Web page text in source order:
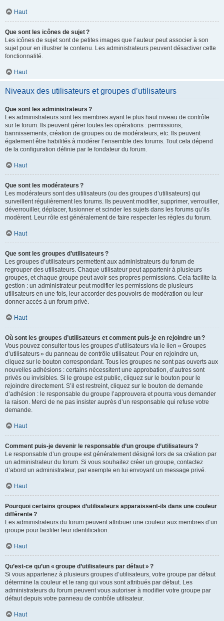
Haut
Que sont les icônes de sujet ?
Les icônes de sujet sont de petites images que l’auteur peut associer à son
sujet pour en illustrer le contenu. Les administrateurs peuvent désactiver cette
fonctionnalité.
Haut
Niveaux des utilisateurs et groupes d’utilisateurs
Que sont les administrateurs ?
Les administrateurs sont les membres ayant le plus haut niveau de contrôle
sur le forum. Ils peuvent gérer toutes les opérations : permissions,
bannissements, création de groupes ou de modérateurs, etc. Ils peuvent
également être habilités à modérer l’ensemble des forums. Tout cela dépend
de la configuration définie par le fondateur du forum.
Haut
Que sont les modérateurs ?
Les modérateurs sont des utilisateurs (ou des groupes d’utilisateurs) qui
surveillent régulièrement les forums. Ils peuvent modifier, supprimer, verrouiller,
déverrouiller, déplacer, fusionner et scinder les sujets dans les forums qu’ils
modèrent. Leur rôle est généralement de faire respecter les règles du forum.
Haut
Que sont les groupes d’utilisateurs ?
Les groupes d’utilisateurs permettent aux administrateurs du forum de
regrouper des utilisateurs. Chaque utilisateur peut appartenir à plusieurs
groupes, et chaque groupe peut avoir ses propres permissions. Cela facilite la
gestion : un administrateur peut modifier les permissions de plusieurs
utilisateurs en une fois, leur accorder des pouvoirs de modération ou leur
donner accès à un forum privé.
Haut
Où sont les groupes d’utilisateurs et comment puis-je en rejoindre un ?
Vous pouvez consulter tous les groupes d’utilisateurs via le lien « Groupes
d’utilisateurs » du panneau de contrôle utilisateur. Pour en rejoindre un,
cliquez sur le bouton correspondant. Tous les groupes ne sont pas ouverts aux
nouvelles adhésions : certains nécessitent une approbation, d’autres sont
privés ou invisibles. Si le groupe est public, cliquez sur le bouton pour le
rejoindre directement. S’il est restreint, cliquez sur le bouton de demande
d’adhésion : le responsable du groupe l’approuvera et pourra vous demander
la raison. Merci de ne pas insister auprès d’un responsable qui refuse votre
demande.
Haut
Comment puis-je devenir le responsable d’un groupe d’utilisateurs ?
Le responsable d’un groupe est généralement désigné lors de sa création par
un administrateur du forum. Si vous souhaitez créer un groupe, contactez
d’abord un administrateur, par exemple en lui envoyant un message privé.
Haut
Pourquoi certains groupes d’utilisateurs apparaissent-ils dans une couleur
différente ?
Les administrateurs du forum peuvent attribuer une couleur aux membres d’un
groupe pour faciliter leur identification.
Haut
Qu’est-ce qu’un « groupe d’utilisateurs par défaut » ?
Si vous appartenez à plusieurs groupes d’utilisateurs, votre groupe par défaut
détermine la couleur et le rang qui vous sont attribués par défaut. Les
administrateurs du forum peuvent vous autoriser à modifier votre groupe par
défaut depuis votre panneau de contrôle utilisateur.
Haut